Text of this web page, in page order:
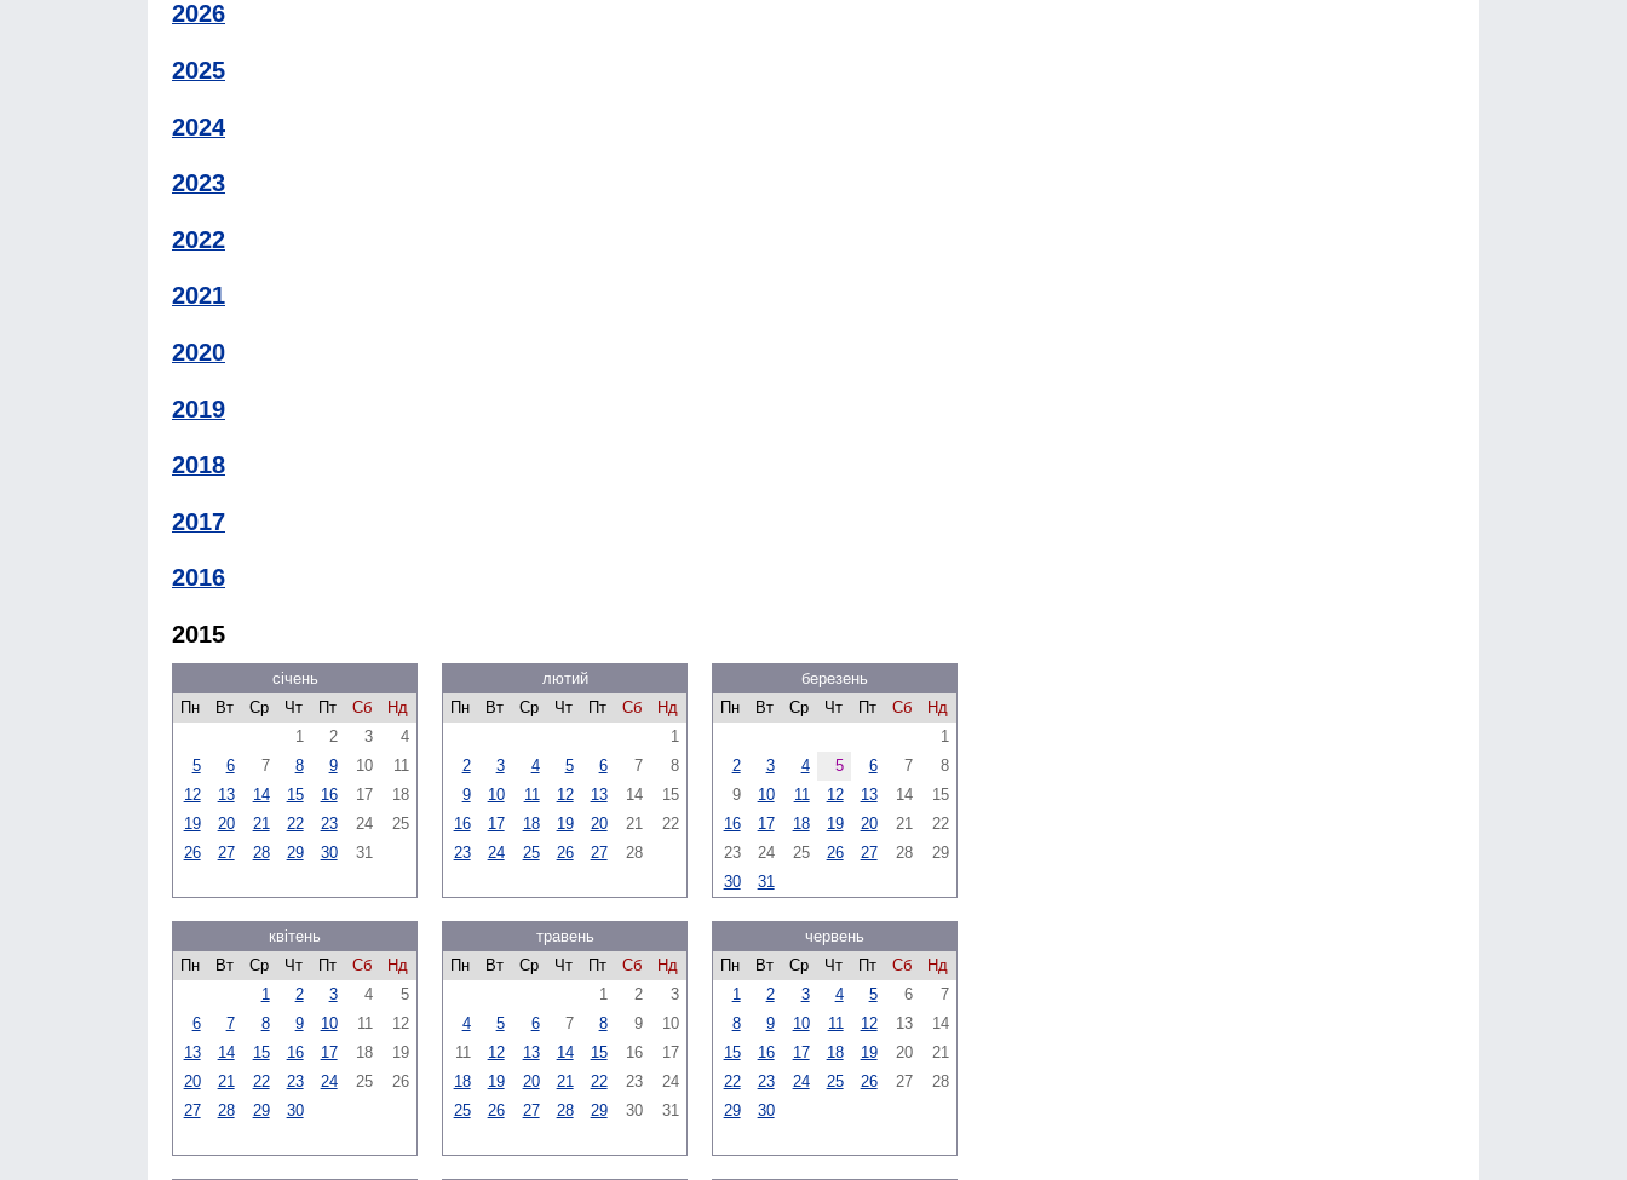
2026
2025
2024
2023
2022
2021
2020
2019
2018
2017
2016
2015
січень
Пн
Вт Ср Чт Пт Сб
Нд
1
2 3
4
5
6 7 8 9 10
11
12
13 14 15 16 17
18
19
20 21 22 23 24
25
26
27 28 29 30 31
лютий
Пн
Вт Ср Чт Пт Сб
Нд
1
2
3 4 5 6 7
8
9
10 11 12 13 14
15
16
17 18 19 20 21
22
23
24 25 26 27 28
березень
Пн
Вт Ср Чт Пт Сб
Нд
1
2
3 4 5 6 7
8
9
10 11 12 13 14
15
16
17 18 19 20 21
22
23
24 25 26 27 28
29
30
31
квітень
Пн
Вт Ср Чт Пт Сб
Нд
1
2 3 4
5
6
7 8 9 10 11
12
13
14 15 16 17 18
19
20
21 22 23 24 25
26
27
28 29 30
травень
Пн
Вт Ср Чт Пт Сб
Нд
1
2
3
4
5 6 7 8 9
10
11
12 13 14 15 16
17
18
19 20 21 22 23
24
25
26 27 28 29 30 31
червень
Пн
Вт Ср Чт Пт Сб
Нд
1
2 3 4 5 6
7
8
9 10 11 12 13
14
15
16 17 18 19 20
21
22
23 24 25 26 27
28
29
30